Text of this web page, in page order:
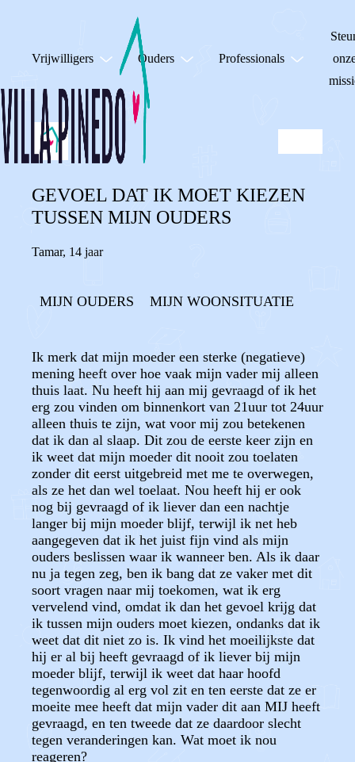
Vrijwilligers Ouders Professionals
GEVOEL DAT IK MOET KIEZEN
TUSSEN MIJN OUDERS
Tamar, 14 jaar
MIJN OUDERS MIJN WOONSITUATIE
Ik merk dat mijn moeder een sterke (negatieve)
mening heeft over hoe vaak mijn vader mij alleen
thuis laat. Nu heeft hij aan mij gevraagd of ik het
erg zou vinden om binnenkort van 21uur tot 24uur
alleen thuis te zijn, wat voor mij zou betekenen
dat ik dan al slaap. Dit zou de eerste keer zijn en
ik weet dat mijn moeder dit nooit zou toelaten
zonder dit eerst uitgebreid met me te overwegen,
als ze het dan wel toelaat. Nou heeft hij er ook
nog bij gevraagd of ik liever dan een nachtje
langer bij mijn moeder blijf, terwijl ik net heb
aangegeven dat ik het juist fijn vind als mijn
ouders beslissen waar ik wanneer ben. Als ik daar
nu ja tegen zeg, ben ik bang dat ze vaker met dit
soort vragen naar mij toekomen, wat ik erg
vervelend vind, omdat ik dan het gevoel krijg dat
ik tussen mijn ouders moet kiezen, ondanks dat ik
weet dat dit niet zo is. Ik vind het moeilijkste dat
hij er al bij heeft gevraagd of ik liever bij mijn
moeder blijf, terwijl ik weet dat haar hoofd
tegenwoordig al erg vol zit en ten eerste dat ze er
moeite mee heeft dat mijn vader dit aan MIJ heeft
gevraagd, en ten tweede dat ze daardoor slecht
tegen veranderingen kan. Wat moet ik nou
reageren?